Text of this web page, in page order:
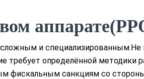
и специализированным.Не
требует определённой методики
фискальным санкциям со